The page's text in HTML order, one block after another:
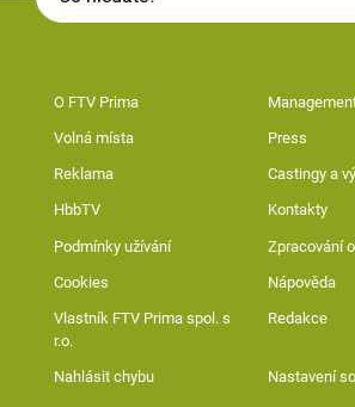
O FTV Prima
Volná místa Press
Reklama Castingy a
HbbTV Kontakty
Podmínky užívání Zpracování
Cookies Nápověda
Vlastník FTV Prima spol. s
r.o.
Redakce
Nahlásit chybu Nastavení